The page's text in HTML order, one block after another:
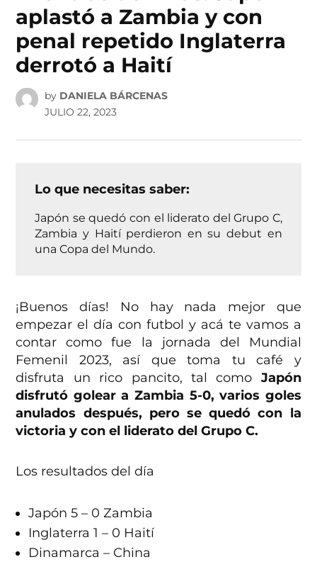
aplastó a Zambia y con
penal repetido Inglaterra
derrotó a Haití
by DANIELA BÁRCENAS
JULIO 22, 2023
Lo que necesitas saber:
Japón se quedó con el liderato del Grupo C,
Zambia y Haití perdieron en su debut en
una Copa del Mundo.
¡Buenos días! No hay nada mejor que
empezar el día con futbol y acá te vamos a
contar como fue la jornada del Mundial
Femenil 2023, así que toma tu café y
disfruta un rico pancito, tal como Japón
disfrutó golear a Zambia 5-0, varios goles
anulados después, pero se quedó con la
victoria y con el liderato del Grupo C.
Los resultados del día
Japón 5 – 0 Zambia
Inglaterra 1 – 0 Haití
Dinamarca – China